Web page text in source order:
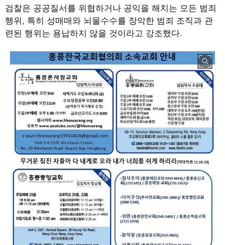
검찰은 공공질서를 위협하거나 공익을 해치는 모든 범죄
행위, 특히 성매매와 뇌물수수를 장악한 범죄 조직과 관
련된 행위는 용납하지 않을 것이라고 강조했다.